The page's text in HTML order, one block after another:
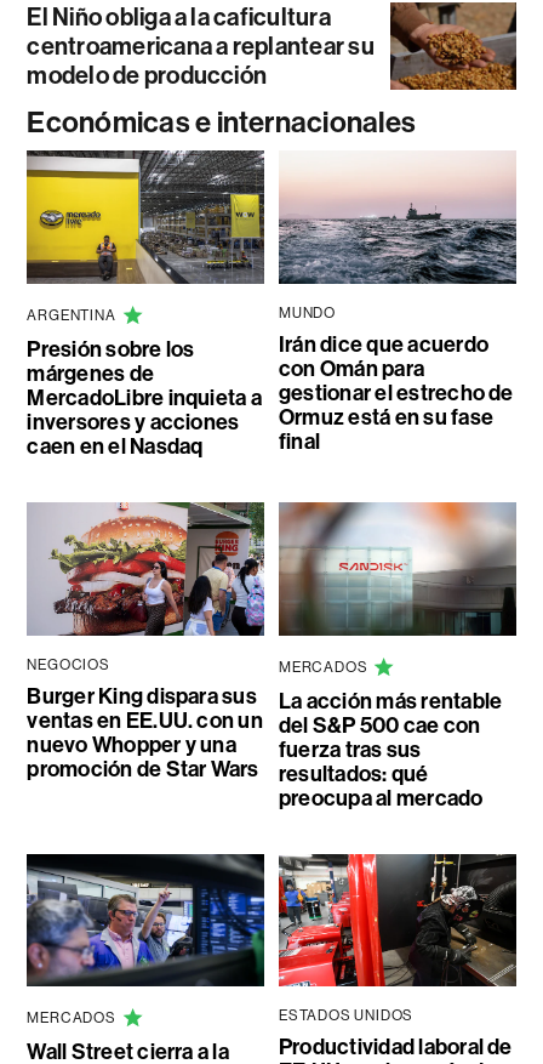
El Niño obliga a la caficultura
centroamericana a replantear su
modelo de producción
Económicas e internacionales
ARGENTINA
Presión sobre los
márgenes de
MercadoLibre inquieta a
inversores y acciones
caen en el Nasdaq
MUNDO
Irán dice que acuerdo
con Omán para
gestionar el estrecho de
Ormuz está en su fase
final
NEGOCIOS
Burger King dispara sus
ventas en EE.UU. con un
nuevo Whopper y una
promoción de Star Wars
MERCADOS
La acción más rentable
del S&P 500 cae con
fuerza tras sus
resultados: qué
preocupa al mercado
MERCADOS
Wall Street cierra a la
ESTADOS UNIDOS
Productividad laboral de